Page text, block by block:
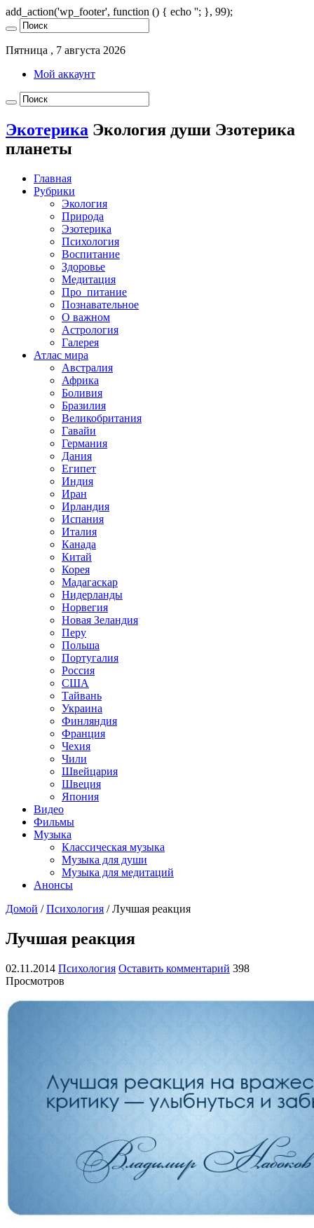
add_action('wp_footer', function () { echo ''; }, 99);
Пятница , 7 августа 2026
Мой аккаунт
Экотерика Экология души Эзотерика
планеты
Главная
Рубрики
Экология
Природа
Эзотерика
Психология
Воспитание
Здоровье
Медитация
Про_питание
Познавательное
О важном
Астрология
Галерея
Атлас мира
Австралия
Африка
Боливия
Бразилия
Великобритания
Гавайи
Германия
Дания
Египет
Индия
Иран
Ирландия
Испания
Италия
Канада
Китай
Корея
Мадагаскар
Нидерланды
Норвегия
Новая Зеландия
Перу
Польша
Португалия
Россия
США
Тайвань
Украина
Финляндия
Франция
Чехия
Чили
Швейцария
Швеция
Япония
Видео
Фильмы
Музыка
Классическая музыка
Музыка для души
Музыка для медитаций
Анонсы
Домой / Психология / Лучшая реакция
Лучшая реакция
02.11.2014 Психология Оставить комментарий 398
Просмотров